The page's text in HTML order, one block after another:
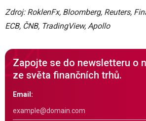
Zdroj: RoklenFx, Bloomberg, Reuters,
ECB, ČNB, TradingView, Apollo
Zapojte se do newsletteru o
ze světa finančních trhů.
Email: